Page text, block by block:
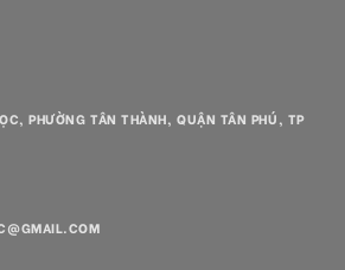
PHƯỜNG TÂN THÀNH, QUẬN TÂN PHÚ, TP